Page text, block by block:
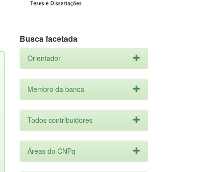
Busca facetada
Orientador
Membro da banca
Todos contribuidores
Áreas do CNPq